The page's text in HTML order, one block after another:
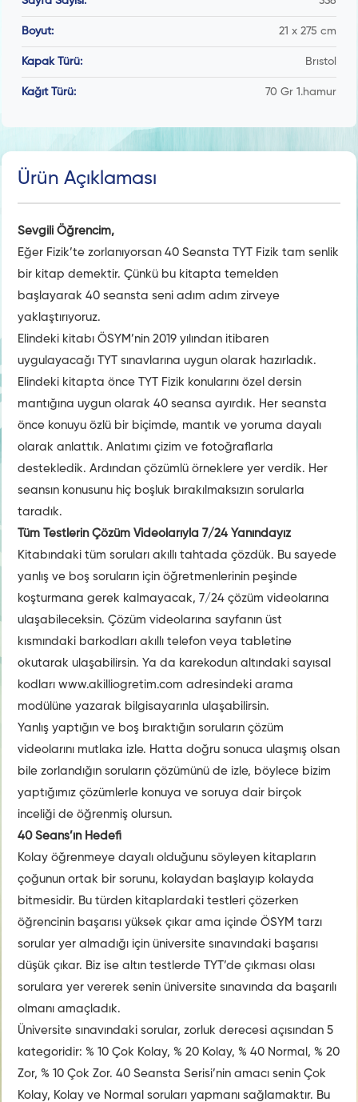
Boyut: 21 x 275 cm
Kapak Türü: Brıstol
Kağıt Türü: 70 Gr 1.hamur
Ürün Açıklaması
Sevgili Öğrencim,
Eğer Fizik’te zorlanıyorsan 40 Seansta TYT Fizik tam senlik
bir kitap demektir. Çünkü bu kitapta temelden
başlayarak 40 seansta seni adım adım zirveye
yaklaştırıyoruz.
Elindeki kitabı ÖSYM’nin 2019 yılından itibaren
uygulayacağı TYT sınavlarına uygun olarak hazırladık.
Elindeki kitapta önce TYT Fizik konularını özel dersin
mantığına uygun olarak 40 seansa ayırdık. Her seansta
önce konuyu özlü bir biçimde, mantık ve yoruma dayalı
olarak anlattık. Anlatımı çizim ve fotoğraflarla
destekledik. Ardından çözümlü örneklere yer verdik. Her
seansın konusunu hiç boşluk bırakılmaksızın sorularla
taradık.
Tüm Testlerin Çözüm Videolarıyla 7/24 Yanındayız
Kitabındaki tüm soruları akıllı tahtada çözdük. Bu sayede
yanlış ve boş soruların için öğretmenlerinin peşinde
koşturmana gerek kalmayacak, 7/24 çözüm videolarına
ulaşabileceksin. Çözüm videolarına sayfanın üst
kısmındaki barkodları akıllı telefon veya tabletine
okutarak ulaşabilirsin. Ya da karekodun altındaki sayısal
kodları www.akilliogretim.com adresindeki arama
modülüne yazarak bilgisayarınla ulaşabilirsin.
Yanlış yaptığın ve boş bıraktığın soruların çözüm
videolarını mutlaka izle. Hatta doğru sonuca ulaşmış olsan
bile zorlandığın soruların çözümünü de izle, böylece bizim
yaptığımız çözümlerle konuya ve soruya dair birçok
inceliği de öğrenmiş olursun.
40 Seans’ın Hedefi
Kolay öğrenmeye dayalı olduğunu söyleyen kitapların
çoğunun ortak bir sorunu, kolaydan başlayıp kolayda
bitmesidir. Bu türden kitaplardaki testleri çözerken
öğrencinin başarısı yüksek çıkar ama içinde ÖSYM tarzı
sorular yer almadığı için üniversite sınavındaki başarısı
düşük çıkar. Biz ise altın testlerde TYT’de çıkması olası
sorulara yer vererek senin üniversite sınavında da başarılı
olmanı amaçladık.
Üniversite sınavındaki sorular, zorluk derecesi açısından 5
kategoridir: % 10 Çok Kolay, % 20 Kolay, % 40 Normal, % 20
Zor, % 10 Çok Zor. 40 Seansta Serisi’nin amacı senin Çok
Kolay, Kolay ve Normal soruları yapmanı sağlamaktır. Bu